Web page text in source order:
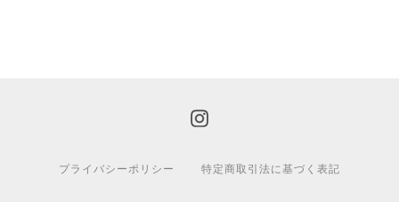
プライバシーポリシー 特定商取引法に基づく表記